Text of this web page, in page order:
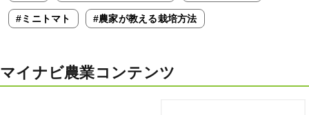
#ミニトマト #農家が教える栽培方法
マイナビ農業コンテンツ